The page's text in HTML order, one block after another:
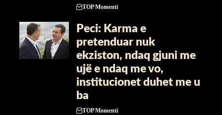
TOP Momenti
Peci: Karma e
pretenduar nuk
ekziston, ndaq gjuni me
ujë e ndaq me vo,
institucionet duhet me u
ba
TOP Momenti